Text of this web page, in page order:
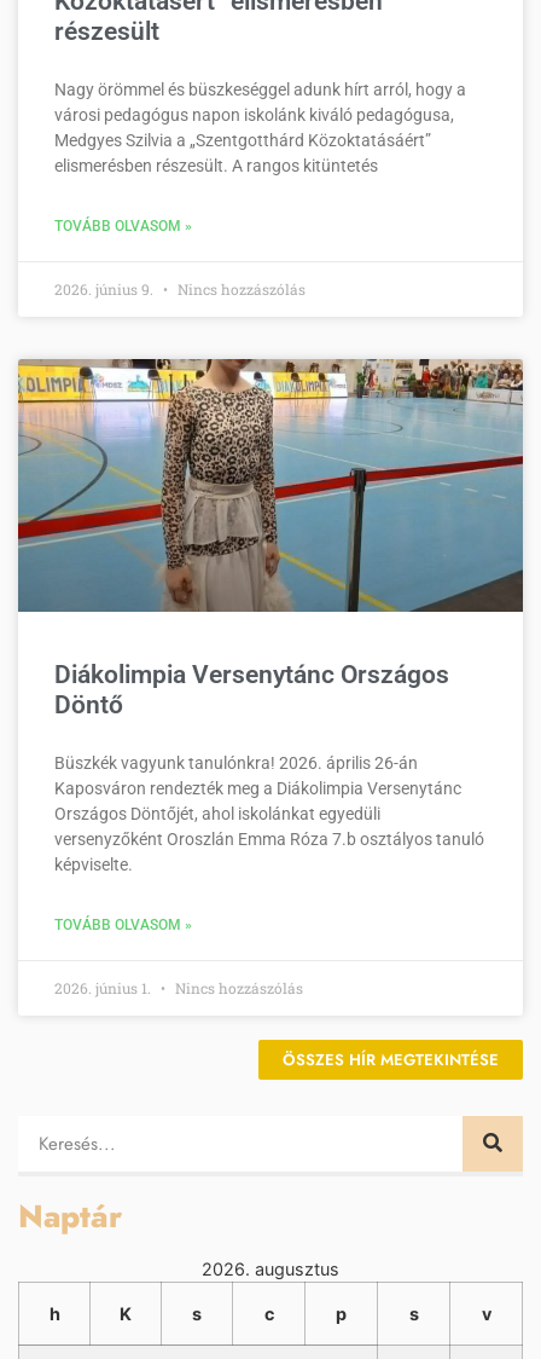
részesült
Nagy örömmel és büszkeséggel adunk hírt arról, hogy a
városi pedagógus napon iskolánk kiváló pedagógusa,
Medgyes Szilvia a „Szentgotthárd Közoktatásáért”
elismerésben részesült. A rangos kitüntetés
TOVÁBB OLVASOM »
2026. június 9. Nincs hozzászólás
Diákolimpia Versenytánc Országos
Döntő
Büszkék vagyunk tanulónkra! 2026. április 26-án
Kaposváron rendezték meg a Diákolimpia Versenytánc
Országos Döntőjét, ahol iskolánkat egyedüli
versenyzőként Oroszlán Emma Róza 7.b osztályos tanuló
képviselte.
TOVÁBB OLVASOM »
2026. június 1. Nincs hozzászólás
ÖSSZES HÍR MEGTEKINTÉSE
Naptár
2026. augusztus
h K s c p s v